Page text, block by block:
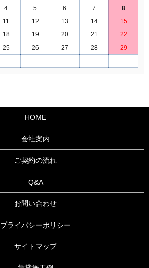
4 5 6 7
8
11 12 13 14
15
18 19 20 21
22
25 26 27 28
29
HOME
会社案内
ご契約の流れ
Q&A
お問い合わせ
プライバシーポリシー
サイトマップ